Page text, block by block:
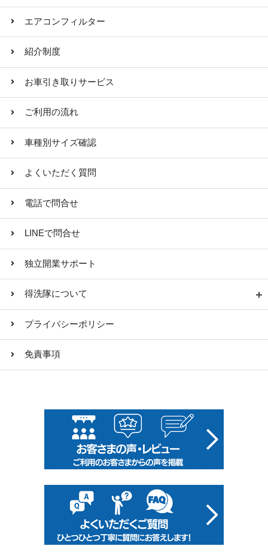
エアコンフィルター
紹介制度
お車引き取りサービス
ご利用の流れ
車種別サイズ確認
よくいただく質問
電話で問合せ
LINEで問合せ
独立開業サポート
得洗隊について
プライバシーポリシー
免責事項